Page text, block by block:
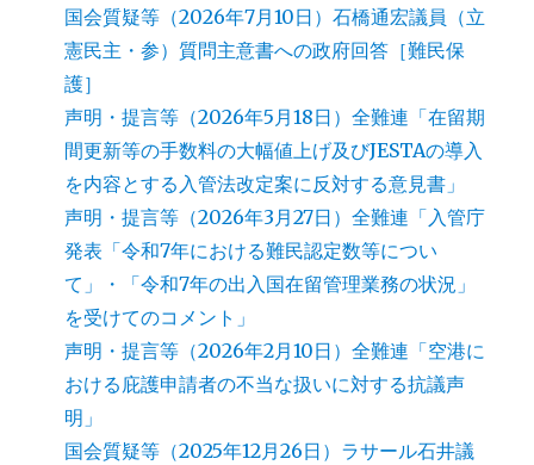
国会質疑等（2026年7月10日）石橋通宏議員（立
憲民主・参）質問主意書への政府回答［難民保
護］
声明・提言等（2026年5月18日）全難連「在留期
間更新等の手数料の大幅値上げ及びJESTAの導入
を内容とする入管法改定案に反対する意見書」
声明・提言等（2026年3月27日）全難連「入管庁
発表「令和7年における難民認定数等につい
て」・「令和7年の出入国在留管理業務の状況」
を受けてのコメント」
声明・提言等（2026年2月10日）全難連「空港に
おける庇護申請者の不当な扱いに対する抗議声
明」
国会質疑等（2025年12月26日）ラサール石井議